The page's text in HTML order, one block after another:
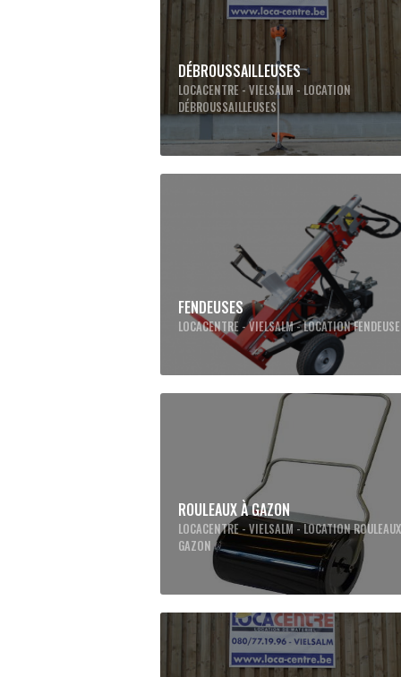
DÉBROUSSAILLEUSES
LOCACENTRE - VIELSALM - LOCATION
DÉBROUSSAILLEUSES
FENDEUSES
LOCACENTRE - VIELSALM - LOCATION
ROULEAUX À GAZON
LOCACENTRE - VIELSALM - LOCATION
GAZON